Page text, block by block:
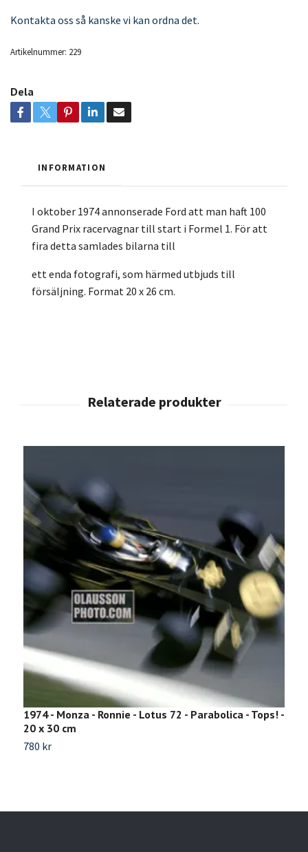
Kontakta oss så kanske vi kan ordna det.
Artikelnummer: 229
Dela
INFORMATION
I oktober 1974 annonserade Ford att man haft 100
Grand Prix racervagnar till start i Formel 1. För att
fira detta samlades bilarna till
ett enda fotografi, som härmed utbjuds till
försäljning. Format 20 x 26 cm.
1974 - Monza - Ronnie - Lotus 72 - Parabolica - Tops! -
20 x 30 cm
780 kr